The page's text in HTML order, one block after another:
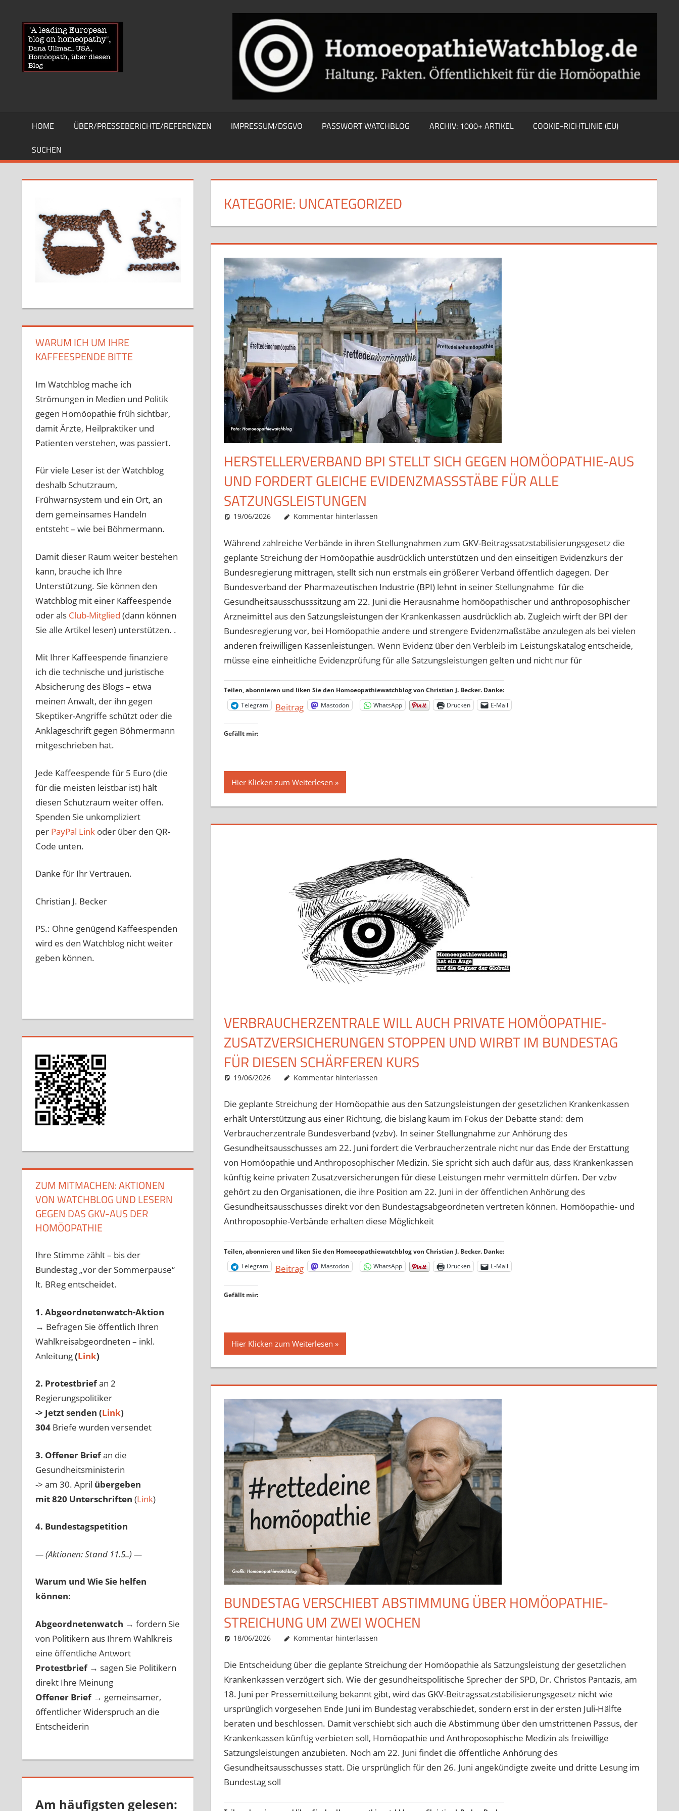
springen
HOMOEOPATHIEWATCHBLOG
News
über
Homöopathie
und
Globuli-
HOME ÜBER/PRESSEBERICHTE/REFERENZEN IMPRESSUM/DSGVO PASSWORT WATCHBLOG ARCHIV: 1000+ ARTIKEL
COOKIE-RICHTLINIE (EU)
SUCHEN
KATEGORIE: UNCATEGORIZED
HERSTELLERVERBAND BPI STELLT SICH GEGEN HOMÖOPATHIE-AUS
UND FORDERT GLEICHE EVIDENZMASSSTÄBE FÜR ALLE S
ATZUNGSLEISTUNGEN
19/06/2026 Christian J. Becker
Uncategorized
Kommentar hinterlassen
Während zahlreiche Verbände in ihren Stellungnahmen zum GKV-Beitragssatzstabilisierungsgesetz die
geplante Streichung der Homöopathie ausdrücklich unterstützen und den einseitigen Evidenzkurs der
Bundesregierung mittragen, stellt sich nun erstmals ein größerer Verband öffentlich dagegen. Der
Bundesverband der Pharmazeutischen Industrie (BPI) lehnt in seiner Stellungnahme für die
Gesundheitsausschusssitzung am 22. Juni die Herausnahme homöopathischer und anthroposophischer
Arzneimittel aus den Satzungsleistungen der Krankenkassen ausdrücklich ab. Zugleich wirft der BPI der
Bundesregierung vor, bei Homöopathie andere und strengere Evidenzmaßstäbe anzulegen als bei vielen
anderen freiwilligen Kassenleistungen. Wenn Evidenz über den Verbleib im Leistungskatalog entscheide,
müsse eine einheitliche Evidenzprüfung für alle Satzungsleistungen gelten und nicht nur für
Teilen, abonnieren und liken Sie den Homoeopathiewatchblog von Christian J. Becker. Danke:
Telegram
Beitrag Mastodon WhatsApp Drucken E-Mail
Gefällt mir:
Hier Klicken zum Weiterlesen
VERBRAUCHERZENTRALE WILL AUCH PRIVATE HOMÖOPATHIE-
ZUSATZVERSICHERUNGEN STOPPEN UND WIRBT IM BUNDESTAG
FÜR DIESEN SCHÄRFEREN KURS
19/06/2026 Christian J. Becker
Uncategorized
Kommentar hinterlassen
Die geplante Streichung der Homöopathie aus den Satzungsleistungen der gesetzlichen Krankenkassen
erhält Unterstützung aus einer Richtung, die bislang kaum im Fokus der Debatte stand: dem
Verbraucherzentrale Bundesverband (vzbv). In seiner Stellungnahme zur Anhörung des
Gesundheitsausschusses am 22. Juni fordert die Verbraucherzentrale nicht nur das Ende der Erstattung
von Homöopathie und Anthroposophischer Medizin. Sie spricht sich auch dafür aus, dass Krankenkassen
künftig keine privaten Zusatzversicherungen für diese Leistungen mehr vermitteln dürfen. Der vzbv
gehört zu den Organisationen, die ihre Position am 22. Juni in der öffentlichen Anhörung des
Gesundheitsausschusses direkt vor den Bundestagsabgeordneten vertreten können. Homöopathie- und
Anthroposophie-Verbände erhalten diese Möglichkeit
Teilen, abonnieren und liken Sie den Homoeopathiewatchblog von Christian J. Becker. Danke:
Telegram
Beitrag Mastodon WhatsApp Drucken E-Mail
Gefällt mir:
Hier Klicken zum Weiterlesen
BUNDESTAG VERSCHIEBT ABSTIMMUNG ÜBER HOMÖOPATHIE-
STREICHUNG UM ZWEI WOCHEN
18/06/2026 Christian J. Becker
Uncategorized
Kommentar hinterlassen
Die Entscheidung über die geplante Streichung der Homöopathie als Satzungsleistung der gesetzlichen
Krankenkassen verzögert sich. Wie der gesundheitspolitische Sprecher der SPD, Dr. Christos Pantazis, am
18. Juni per Pressemitteilung bekannt gibt, wird das GKV-Beitragssatzstabilisierungsgesetz nicht wie
ursprünglich vorgesehen Ende Juni im Bundestag verabschiedet, sondern erst in der ersten Juli-Hälfte
beraten und beschlossen. Damit verschiebt sich auch die Abstimmung über den umstrittenen Passus, der
Krankenkassen künftig verbieten soll, Homöopathie und Anthroposophische Medizin als freiwillige
Satzungsleistungen anzubieten. Noch am 22. Juni findet die öffentliche Anhörung des
Gesundheitsausschusses statt. Die ursprünglich für den 26. Juni angekündigte zweite und dritte Lesung im
Bundestag soll
WARUM ICH UM IHRE
KAFFEESPENDE BITTE
Im Watchblog mache ich
Strömungen in Medien und Politik
gegen Homöopathie früh sichtbar,
damit Ärzte, Heilpraktiker und
Patienten verstehen, was passiert.
Für viele Leser ist der Watchblog
deshalb Schutzraum,
Frühwarnsystem und ein Ort, an
dem gemeinsames Handeln
entsteht – wie bei Böhmermann.
Damit dieser Raum weiter bestehen
kann, brauche ich Ihre
Unterstützung. Sie können den
Watchblog mit einer Kaffeespende
oder als Club-Mitglied (dann können
Sie alle Artikel lesen) unterstützen. .
Mit Ihrer Kaffeespende finanziere
ich die technische und juristische
Absicherung des Blogs – etwa
meinen Anwalt, der ihn gegen
Skeptiker-Angriffe schützt oder die
Anklageschrift gegen Böhmermann
mitgeschrieben hat.
Jede Kaffeespende für 5 Euro (die
für die meisten leistbar ist) hält
diesen Schutzraum weiter offen.
Spenden Sie unkompliziert
per PayPal Linkoder über den QR-
Code unten.
Danke für Ihr Vertrauen.
Christian J. Becker
PS.: Ohne genügend Kaffeespenden
wird es den Watchblog nicht weiter
geben können.
ZUM MITMACHEN: AKTIONEN
VON WATCHBLOG UND LESERN
GEGEN DAS GKV-AUS DER
HOMÖOPATHIE
Ihre Stimme zählt – bis der
Bundestag „vor der Sommerpause“
lt. BReg entscheidet.
1. Abgeordnetenwatch-Aktion
→ Befragen Sie öffentlich Ihren
Wahlkreisabgeordneten – inkl.
Anleitung(Link)
2. Protestbriefan 2
Regierungspolitiker
-> Jetzt senden (Link)
304Briefe wurden versendet
3. Offener Briefan die
Gesundheitsministerin
-> am 30. April übergeben
mit 820 Unterschriften (Link)
4. Bundestagspetition
— (Aktionen: Stand 11.5..) —
Warum und Wie Sie helfen
können:
Abgeordnetenwatch → fordern Sie
von Politikern aus Ihrem Wahlkreis
eine öffentliche Antwort
Protestbrief → sagen Sie Politikern
direkt Ihre Meinung
Offener Brief → gemeinsamer,
öffentlicher Widerspruch an die
Entscheiderin
Am häufigsten gelesen: